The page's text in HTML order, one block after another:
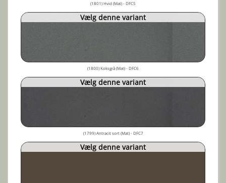
(1801) Hvid (Mat) - DFC5
Vælg denne variant
(1800) Koksgrå (Mat) - DFC6
Vælg denne variant
(1799) Antracit sort (Mat) - DFC7
Vælg denne variant